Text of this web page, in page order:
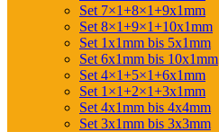
Set 7×1+8×1+9x1mm
Set 8×1+9×1+10x1mm
Set 1x1mm bis 5x1mm
Set 6x1mm bis 10x1mm
Set 4×1+5×1+6x1mm
Set 1×1+2×1+3x1mm
Set 4x1mm bis 4x4mm
Set 3x1mm bis 3x3mm